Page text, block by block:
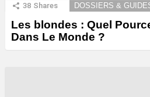
38 Shares DOSSIERS &
Les blondes : Quel
Dans Le Monde ?